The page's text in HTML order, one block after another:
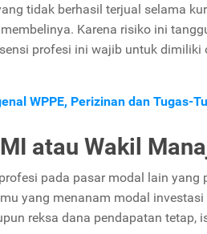
tidak berhasil terjual selama
Karena risiko ini
profesi ini wajib untuk
WPPE, Perizinan dan Tugas-
atau Wakil
pada pasar modal lain
yang menanam modal
reksa dana pendapatan